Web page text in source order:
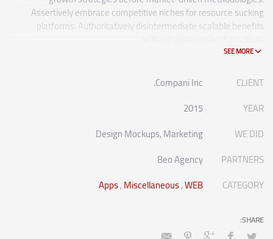
Assertively embrace competitive niches for resource sucking
platforms. Authoritatively disintermediate scalable benefits
outsourcing. Authoritatively provide access to bleeding-edge
communities and quality value. Seamlessly syndicate exceptional
systems through.
CLIENT
Compani Inc.
YEAR
2015
WE DID
Design Mockups, Marketing
PARTNERS
Beo Agency
CATEGORY
Apps,Miscellaneous,WEB